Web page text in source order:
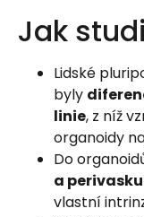
Jak
Lidské
byly
linie, z níž
organoidy
Do
a
vlastní